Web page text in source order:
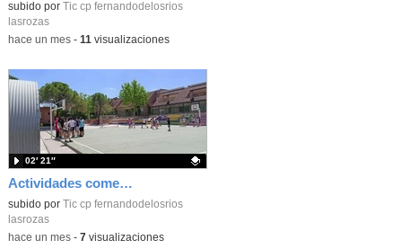
Contenido educativo.
subido por
Tic cp fernandodelosrios
lasrozas
-hace un mes- 11 visualizaciones
Actividades comedor_junio 2026_Primaria_CEIP FDLR_Las Rozas
Contenido educativo.
subido por
Tic cp fernandodelosrios
lasrozas
02′ 21″
-hace un mes- 7 visualizaciones